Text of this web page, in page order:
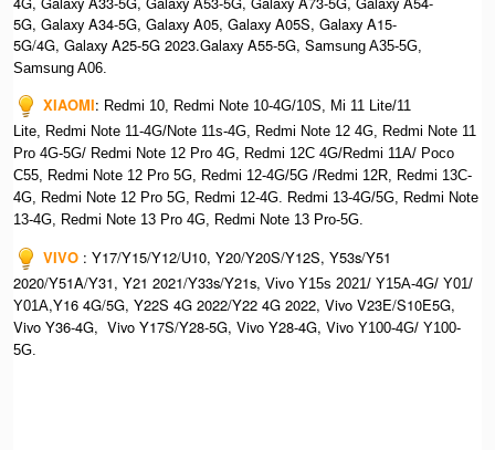
5G, Galaxy A34-5G, Galaxy A05, Galaxy A05S, Galaxy A15-
5G/4G, Galaxy A25-5G 2023.Galaxy A55-5G, Samsung A35-5G,
Samsung A06.
XIAOMI: Redmi 10, Redmi Note 10-4G/10S, Mi 11 Lite/11
Lite, Redmi Note 11-4G/Note 11s-4G, Redmi Note 12 4G, Redmi Note 11
Pro 4G-5G/ Redmi Note 12 Pro 4G, Redmi 12C 4G/Redmi 11A/ Poco
C55, Redmi Note 12 Pro 5G, Redmi 12-4G/5G /Redmi 12R, Redmi 13C-
4G, Redmi Note 12 Pro 5G, Redmi 12-4G. Redmi 13-4G/5G, Redmi Note
13-4G, Redmi Note 13 Pro 4G, Redmi Note 13 Pro-5G.
VIVO : Y17/Y15/Y12/U10, Y20/Y20S/Y12S, Y53s/Y51
2020/Y51A/Y31, Y21 2021/Y33s/Y21s, Vivo Y15s 2021/ Y15A-4G/ Y01/
Y01A,Y16 4G/5G, Y22S 4G 2022/Y22 4G 2022, Vivo V23E/S10E5G,
Vivo Y36-4G, Vivo Y17S/Y28-5G, Vivo Y28-4G, Vivo Y100-4G/ Y100-
5G.